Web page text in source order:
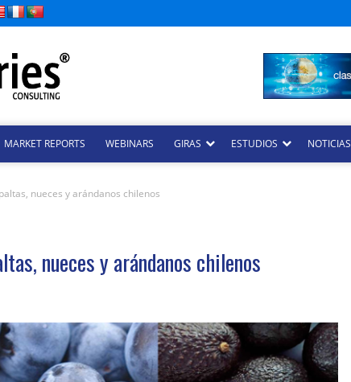
MARKET REPORTS WEBINARS GIRAS ESTUDIOS NOTICIAS
nueces y arándanos chilenos
nueces y arándanos chilenos